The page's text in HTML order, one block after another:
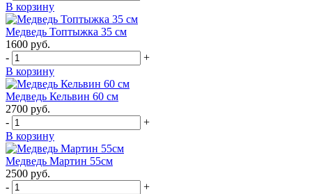
В корзину
Медведь Топтыжка 35 см
1600 руб.
-
+
В корзину
Медведь Кельвин 60 см
2700 руб.
-
+
В корзину
Медведь Мартин 55см
2500 руб.
-
+